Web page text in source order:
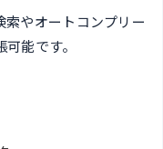
やオートコンプリー
能です。